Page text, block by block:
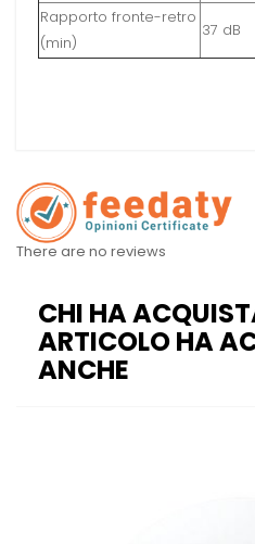
Rapporto fronte-retro
(min)
37 dB
There are no reviews
CHI HA
ARTICOLO HA
ANCHE